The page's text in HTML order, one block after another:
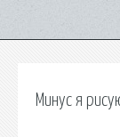
Минус я